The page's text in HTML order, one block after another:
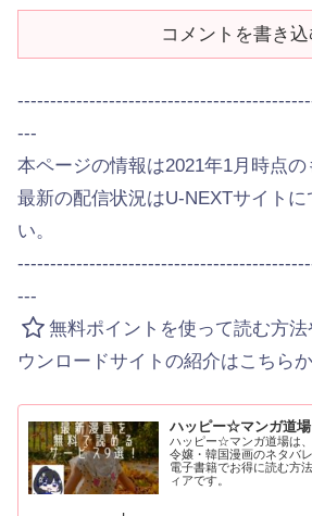
コメントを書き込
---
本ページの情報は2021年1月時点の
最新の配信状況はU-NEXTサイトに
い。
---
無料ポイントを使って読む方
ウンロードサイトの紹介はこちら
ハッピー☆マンガ道場
ハッピー☆マンガ道場は
令嬢・韓国漫画のネタバ
電子書籍でお得に読む方
ィアです。